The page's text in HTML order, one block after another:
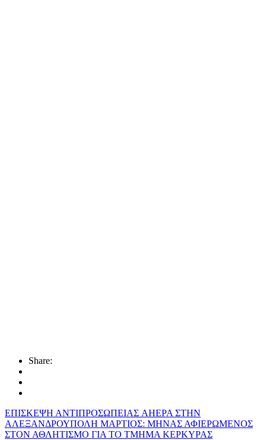
Share:
ΕΠΙΣΚΕΨΗ ΑΝΤΙΠΡΟΣΩΠΕΙΑΣ AHEPA ΣΤΗΝ
ΑΛΕΞΑΝΔΡΟΥΠΟΛΗ ΜΑΡΤΙΟΣ: ΜΗΝΑΣ ΑΦΙΕΡΩΜΕΝΟΣ
ΣΤΟΝ ΑΘΛΗΤΙΣΜΟ ΓΙΑ ΤΟ ΤΜΗΜΑ ΚΕΡΚΥΡΑΣ